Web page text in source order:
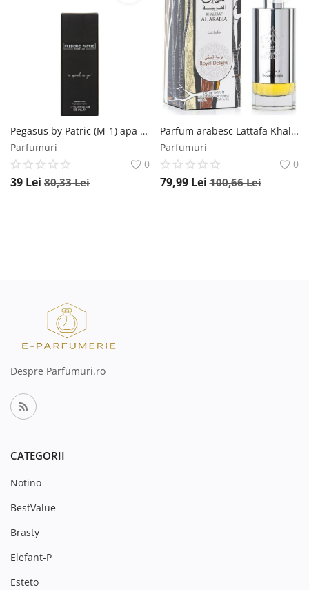
Pegasus by Patric (M-1) apa de parfum 50ml, barbati by Patric
Parfumuri
0
39 Lei 80,33Lei
Parfum arabesc Lattafa Khaltaat Al Arabia Silver, apa de parfum 100ml, barbati Lattafa
Parfumuri
0
79,99 Lei 100,66Lei
Despre Parfumuri.ro
CATEGORII
Notino
BestValue
Brasty
Elefant-P
Esteto